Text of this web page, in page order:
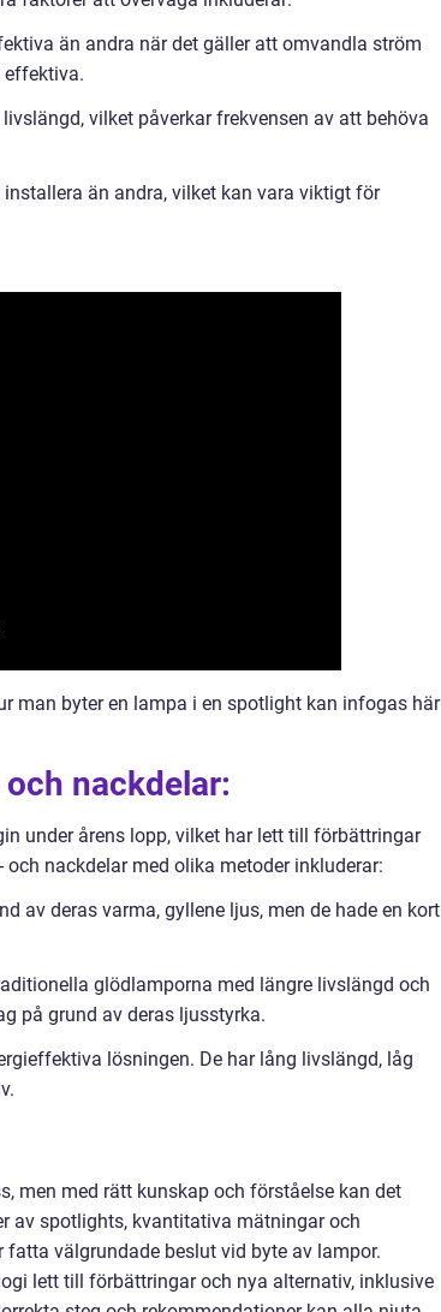
än andra när det gäller att omvandla ström
effektiva.
vilket påverkar frekvensen av att behöva
än andra, vilket kan vara viktigt för
man byter en lampa i en spotlight kan infogas här
nackdelar:
under årens lopp, vilket har lett till förbättringar
nackdelar med olika metoder inkluderar:
av deras varma, gyllene ljus, men de hade en kort
glödlamporna med längre livslängd och
på grund av deras ljusstyrka.
lösningen. De har lång livslängd, låg
men med rätt kunskap och förståelse kan det
av spotlights, kvantitativa mätningar och
välgrundade beslut vid byte av lampor.
lett till förbättringar och nya alternativ, inklusive